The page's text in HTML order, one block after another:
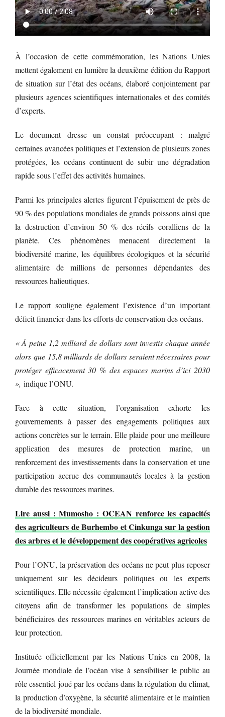
À l’occasion de cette commémoration, les Nations Unies
mettent également en lumière la deuxième édition du Rapport
de situation sur l’état des océans, élaboré conjointement par
plusieurs agences scientifiques internationales et des comités
d’experts.
Le document dresse un constat préoccupant : malgré
certaines avancées politiques et l’extension de plusieurs zones
protégées, les océans continuent de subir une dégradation
rapide sous l’effet des activités humaines.
Parmi les principales alertes figurent l’épuisement de près de
90 % des populations mondiales de grands poissons ainsi que
la destruction d’environ 50 % des récifs coralliens de la
planète. Ces phénomènes menacent directement la
biodiversité marine, les équilibres écologiques et la sécurité
alimentaire de millions de personnes dépendantes des
ressources halieutiques.
Le rapport souligne également l’existence d’un important
déficit financier dans les efforts de conservation des océans.
« À peine 1,2 milliard de dollars sont investis chaque année
alors que 15,8 milliards de dollars seraient nécessaires pour
protéger efficacement 30 % des espaces marins d’ici 2030
», indique l’ONU.
Face à cette situation, l’organisation exhorte les
gouvernements à passer des engagements politiques aux
actions concrètes sur le terrain. Elle plaide pour une meilleure
application des mesures de protection marine, un
renforcement des investissements dans la conservation et une
participation accrue des communautés locales à la gestion
durable des ressources marines.
Lire aussi : Mumosho : OCEAN renforce les capacités
des agriculteurs de Burhembo et Cinkunga sur la gestion
des arbres et le développement des coopératives agricoles
Pour l’ONU, la préservation des océans ne peut plus reposer
uniquement sur les décideurs politiques ou les experts
scientifiques. Elle nécessite également l’implication active des
citoyens afin de transformer les populations de simples
bénéficiaires des ressources marines en véritables acteurs de
leur protection.
Instituée officiellement par les Nations Unies en 2008, la
Journée mondiale de l’océan vise à sensibiliser le public au
rôle essentiel joué par les océans dans la régulation du climat,
la production d’oxygène, la sécurité alimentaire et le maintien
de la biodiversité mondiale.